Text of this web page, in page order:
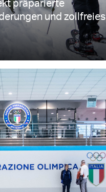
präparierte
und zollfreies